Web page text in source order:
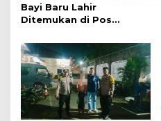
Bayi Baru Lahir
Ditemukan di Pos